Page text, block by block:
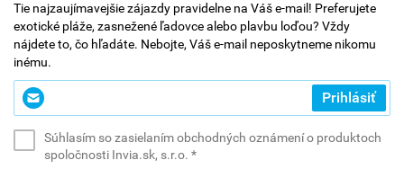
Nájdeme
tu
ľudoprázdne
pláže,
modrobiele
domčeky,
úrodné
polia,
Tie najzaujímavejšie zájazdy pravidelne na Váš e-mail! Preferujete
exotické pláže, zasnežené ľadovce alebo plavbu loďou? Vždy
nájdete to, čo hľadáte. Nebojte, Váš e-mail neposkytneme nikomu
inému.
Zadajte
svoj
Prihlásiť
Súhlasím so zasielaním obchodných oznámení o produktoch
spoločnosti Invia.sk, s.r.o. *(povinné)